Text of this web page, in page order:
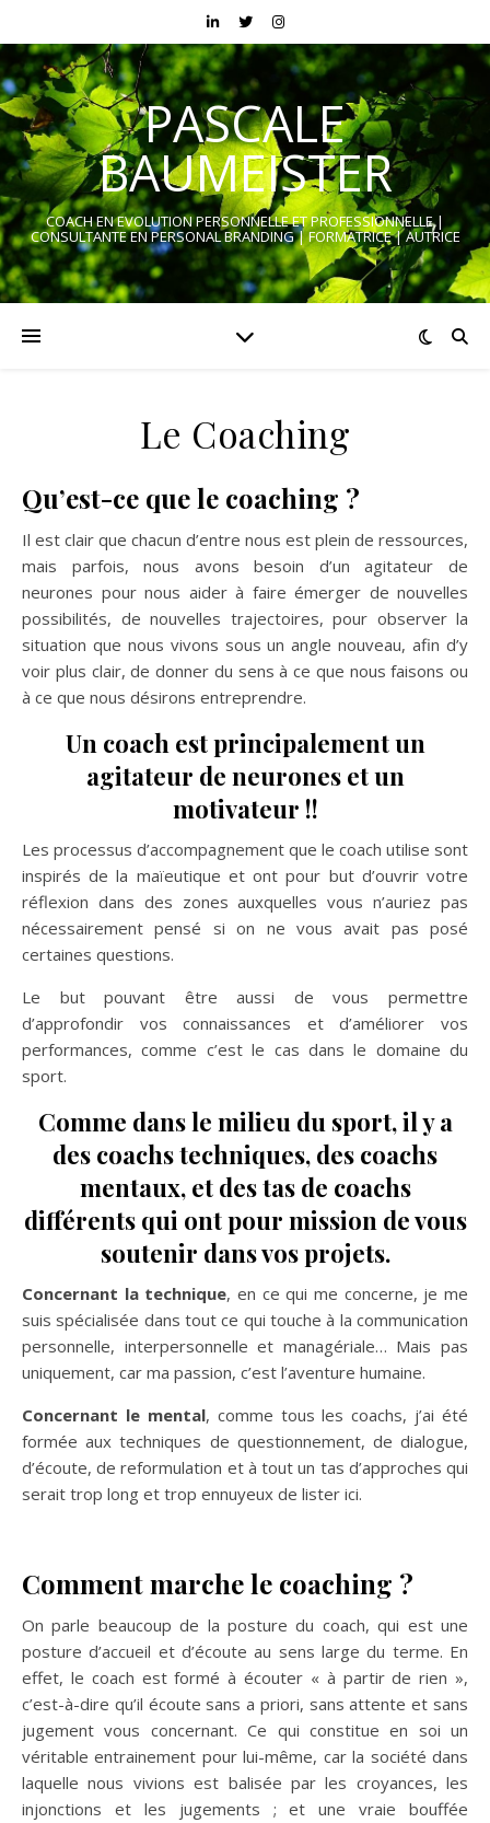
PASCALE
BAUMEISTER
COACH EN EVOLUTION PERSONNELLE ET PROFESSIONNELLE |
CONSULTANTE EN PERSONAL BRANDING | FORMATRICE | AUTRICE
Le Coaching
Qu’est-ce que le coaching ?
Il est clair que chacun d’entre nous est plein de ressources,
mais parfois, nous avons besoin d’un agitateur de
neurones pour nous aider à faire émerger de nouvelles
possibilités, de nouvelles trajectoires, pour observer la
situation que nous vivons sous un angle nouveau, afin d’y
voir plus clair, de donner du sens à ce que nous faisons ou
à ce que nous désirons entreprendre.
Un coach est principalement un
agitateur de neurones et un
motivateur !!
Les processus d’accompagnement que le coach utilise sont
inspirés de la maïeutique et ont pour but d’ouvrir votre
réflexion dans des zones auxquelles vous n’auriez pas
nécessairement pensé si on ne vous avait pas posé
certaines questions.
Le but pouvant être aussi de vous permettre
d’approfondir vos connaissances et d’améliorer vos
performances, comme c’est le cas dans le domaine du
sport.
Comme dans le milieu du sport, il y a
des coachs techniques, des coachs
mentaux, et des tas de coachs
différents qui ont pour mission de vous
soutenir dans vos projets.
Concernant la technique, en ce qui me concerne, je me
suis spécialisée dans tout ce qui touche à la communication
personnelle, interpersonnelle et managériale… Mais pas
uniquement, car ma passion, c’est l’aventure humaine.
Concernant le mental, comme tous les coachs, j’ai été
formée aux techniques de questionnement, de dialogue,
d’écoute, de reformulation et à tout un tas d’approches qui
serait trop long et trop ennuyeux de lister ici.
Comment marche le coaching ?
On parle beaucoup de la posture du coach, qui est une
posture d’accueil et d’écoute au sens large du terme. En
effet, le coach est formé à écouter « à partir de rien »,
c’est-à-dire qu’il écoute sans a priori, sans attente et sans
jugement vous concernant. Ce qui constitue en soi un
véritable entrainement pour lui-même, car la société dans
laquelle nous vivions est balisée par les croyances, les
injonctions et les jugements ; et une vraie bouffée